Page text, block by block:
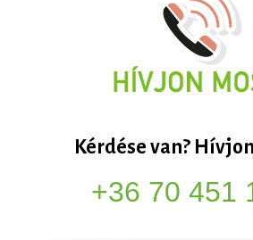
Kérdése van?
+36 70 451